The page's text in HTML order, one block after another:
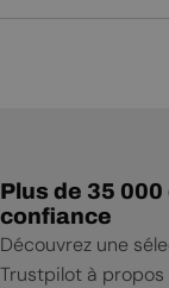
Plus de 35
confiance
Découvrez une
Trustpilot à